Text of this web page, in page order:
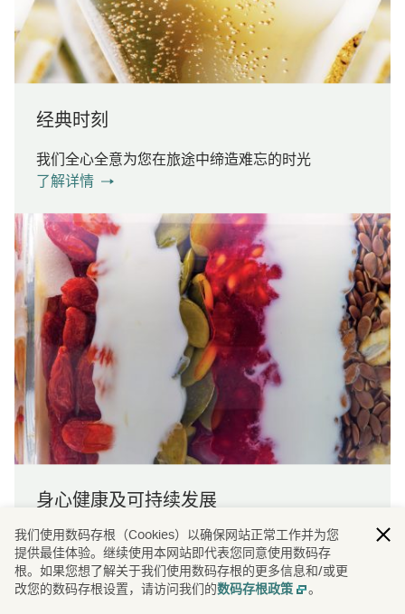
经典时刻
我们全心全意为您在旅途中缔造难忘的时光
了解详情
身心健康及可持续发展
了解我们如何致力推广机上健康及以更环保的方式出
行。
了解详情
我们使用数码存根（Cookies）以确保网站正常工作并为您
提供最佳体验。继续使用本网站即代表您同意使用数码存
根。如果您想了解关于我们使用数码存根的更多信息和/或更
改您的数码存根设置，请访问我们的数码存根政策 。